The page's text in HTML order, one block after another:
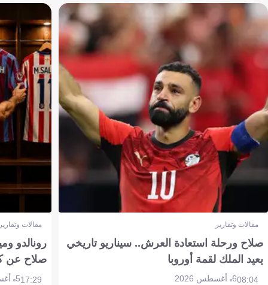
مقالات وتقارير
صلاح ورحلة استعادة العرش.. سيناريو تاريخي
يعيد الملك لقمة أوروبا
08:046 أغسطس 2026
مقالات
رونالدو
صلاح عن
17:295 أغسطس 2026